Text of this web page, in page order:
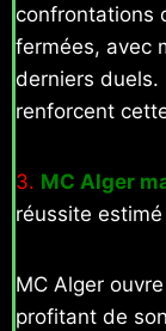
confrontations
fermées, avec
derniers duels.
renforcent
3. MC Alger
réussite estimé
MC Alger
profitant de